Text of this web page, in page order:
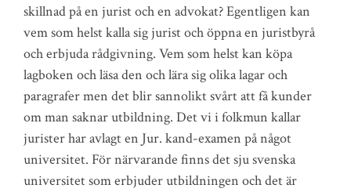
skillnad på en jurist och en advokat? Egentligen kan
vem som helst kalla sig jurist och öppna en juristbyrå
och erbjuda rådgivning. Vem som helst kan köpa
lagboken och läsa den och lära sig olika lagar och
paragrafer men det blir sannolikt svårt att få kunder
om man saknar utbildning. Det vi i folkmun kallar
jurister har avlagt en Jur. kand-examen på något
universitet. För närvarande finns det sju svenska
universitet som erbjuder utbildningen och det är